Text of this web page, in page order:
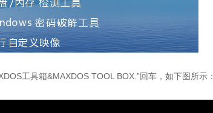
工具箱&MAXDOS TOOL BOX.”回车，如下图所示：